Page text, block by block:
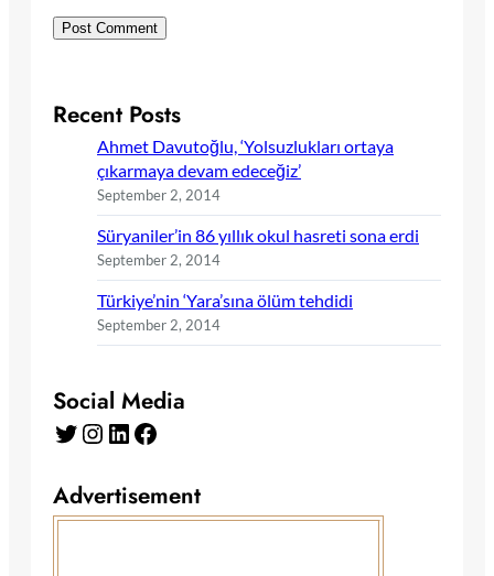
Recent Posts
Ahmet Davutoğlu, ‘Yolsuzlukları ortaya
çıkarmaya devam edeceğiz’
September 2, 2014
Süryaniler’in 86 yıllık okul hasreti sona erdi
September 2, 2014
Türkiye’nin ‘Yara’sına ölüm tehdidi
September 2, 2014
Social Media
Twitter Instagram LinkedIn Facebook
Advertisement